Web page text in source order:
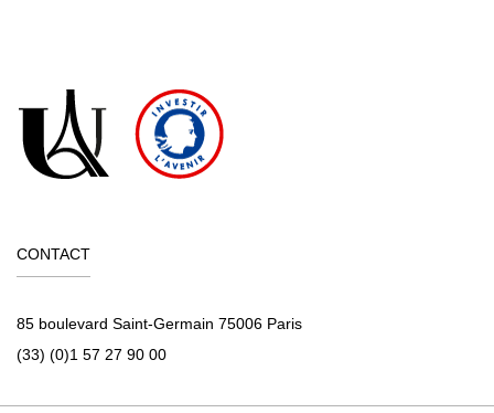
CONTACT
85 boulevard Saint-Germain 75006 Paris
(33) (0)1 57 27 90 00